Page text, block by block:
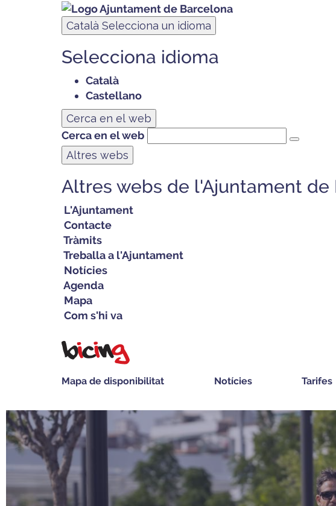
Català Selecciona un idioma
Selecciona idioma
Català
Castellano
Cerca en el web
Cerca en el web
Altres webs
Altres webs de l'Ajuntament de
L'Ajuntament
Contacte
Tràmits
Treballa a l'Ajuntament
Notícies
Agenda
Mapa
Com s'hi va
principal
Mapa de disponibilitat Notícies Tarifes